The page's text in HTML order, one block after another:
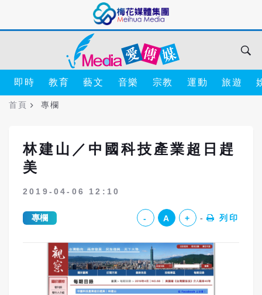
即時 教育 藝文 音樂 宗教 運動 旅遊
首頁 專欄
林建山／中國科技產業超日趕
美
2019-04-06 12:10
專欄 - A + 列印